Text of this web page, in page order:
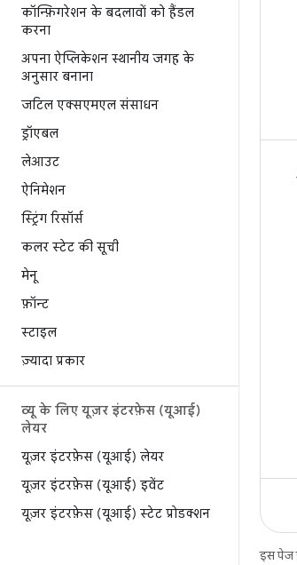
कॉन्फ़िगरेशन के बदलावों को हैंडल
करना
अपना ऐप्लिकेशन स्थानीय जगह के
अनुसार बनाना
जटिल एक्सएमएल संसाधन
ड्रॉएबल
लेआउट
ऐनिमेशन
स्ट्रिंग रिसॉर्स
कलर स्टेट की सूची
मेनू
फ़ॉन्ट
स्टाइल
ज़्यादा प्रकार
व्यू के लिए यूज़र इंटरफ़ेस (यूआई)
लेयर
यूज़र इंटरफ़ेस (यूआई) लेयर
यूज़र इंटरफ़ेस (यूआई) इवेंट
यूज़र इंटरफ़ेस (यूआई) स्टेट प्रोडक्शन
इस पेज